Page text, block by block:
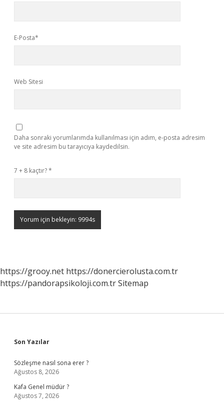
E-Posta*
Web Sitesi
Daha sonraki yorumlarımda kullanılması için adım, e-posta adresim
ve site adresim bu tarayıcıya kaydedilsin.
7 + 8 kaçtır?*
https://grooy.net https://donercierolusta.com.tr
https://pandorapsikoloji.com.trSitemap
Sidebar
Son Yazılar
Sözleşme nasıl sona erer ?
Ağustos 8, 2026
Kafa Genel müdür ?
Ağustos 7, 2026